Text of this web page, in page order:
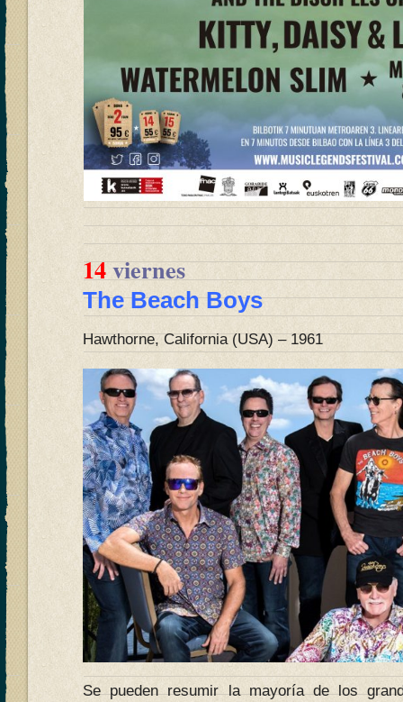
14viernes
The BeachBoys
Hawthorne, California (USA) – 1961
Se pueden resumir la mayoría de los